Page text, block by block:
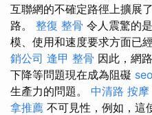
互聯網的不確定路徑上擴展
路。 整復 整骨 令人震驚的
模、使用和速度要求方面已
銷公司 逢甲 整骨 因此，網
下降等問題現在成為阻礙
生產力的問題。 中清路 按摩
拿推薦 不可見性，例如，這